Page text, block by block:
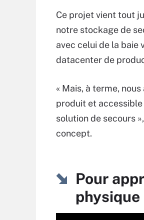
Ce projet vient tout
notre stockage de
avec celui de la baie
datacenter de
« Mais, à terme,
produit et
solution de secours
concept.
Pour
physique